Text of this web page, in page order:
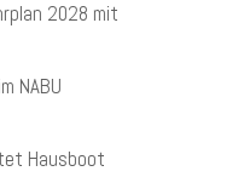
2028 mit
NABU
Hausboot